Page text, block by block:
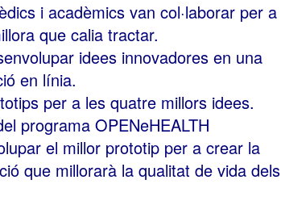
i acadèmics van col·laborar per a
que calia tractar.
idees innovadores en una
en línia.
per a les quatre millors idees.
programa OPENeHEALTH
el millor prototip per a crear la
que millorarà la qualitat de vida dels